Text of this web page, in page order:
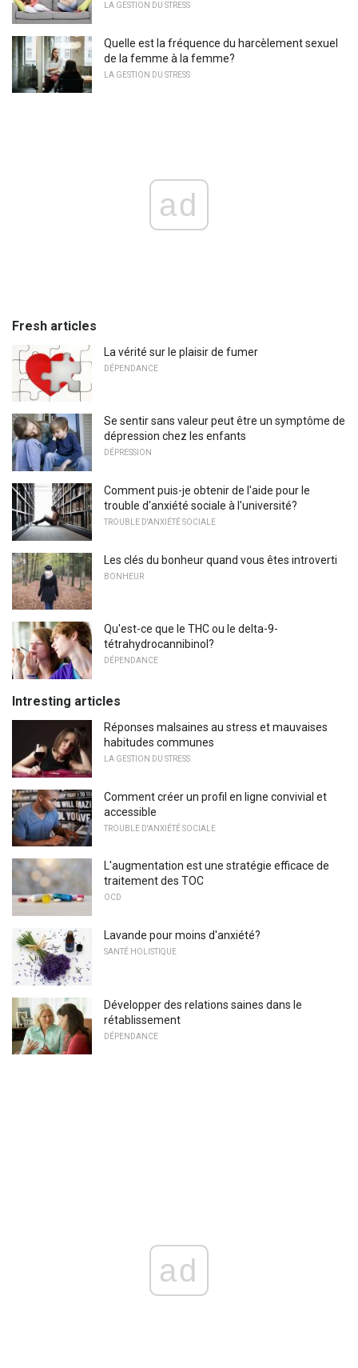
LA GESTION DU STRESS
Quelle est la fréquence du harcèlement sexuel
de la femme à la femme?
LA GESTION DU STRESS
ad
Fresh articles
La vérité sur le plaisir de fumer
DÉPENDANCE
Se sentir sans valeur peut être un symptôme de
dépression chez les enfants
DÉPRESSION
Comment puis-je obtenir de l'aide pour le
trouble d'anxiété sociale à l'université?
TROUBLE D'ANXIÉTÉ SOCIALE
Les clés du bonheur quand vous êtes introverti
BONHEUR
Qu'est-ce que le THC ou le delta-9-
tétrahydrocannibinol?
DÉPENDANCE
Intresting articles
Réponses malsaines au stress et mauvaises
habitudes communes
LA GESTION DU STRESS
Comment créer un profil en ligne convivial et
accessible
TROUBLE D'ANXIÉTÉ SOCIALE
L'augmentation est une stratégie efficace de
traitement des TOC
OCD
Lavande pour moins d'anxiété?
SANTÉ HOLISTIQUE
Développer des relations saines dans le
rétablissement
DÉPENDANCE
ad